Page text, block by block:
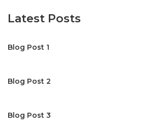
Latest Posts
Blog Post 1
Blog Post 2
Blog Post 3